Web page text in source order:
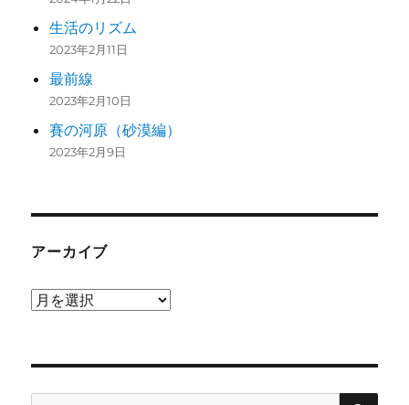
生活のリズム
2023年2月11日
最前線
2023年2月10日
賽の河原（砂漠編）
2023年2月9日
アーカイブ
ア
検